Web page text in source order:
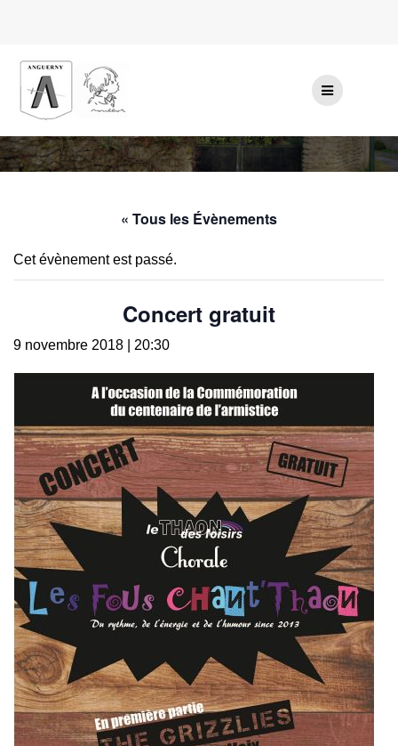
« Tous les Évènements
Cet évènement est passé.
Concert gratuit
9 novembre 2018 | 20:30